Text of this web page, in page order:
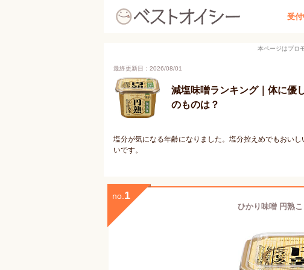
受
本ページはプロ
最終更新日：2026/08/01
減塩味噌ランキング｜体に優
のものは？
塩分が気になる年齢になりました。塩分控えめでもおい
いです。
no. 1
ひかり味噌 円熟